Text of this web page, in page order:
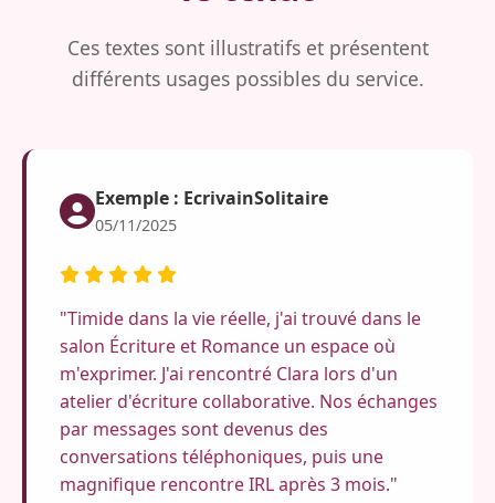
Ces textes sont illustratifs et présentent
différents usages possibles du service.
Exemple : EcrivainSolitaire
05/11/2025
"Timide dans la vie réelle, j'ai trouvé dans le
salon Écriture et Romance un espace où
m'exprimer. J'ai rencontré Clara lors d'un
atelier d'écriture collaborative. Nos échanges
par messages sont devenus des
conversations téléphoniques, puis une
magnifique rencontre IRL après 3 mois."